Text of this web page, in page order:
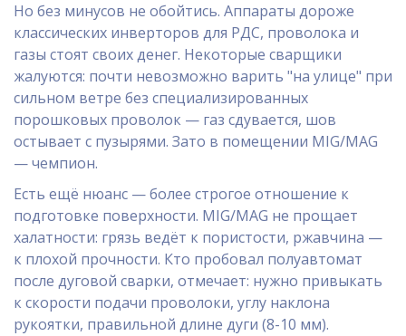
Но без минусов не обойтись. Аппараты дороже
классических инверторов для РДС, проволока и
газы стоят своих денег. Некоторые сварщики
жалуются: почти невозможно варить "на улице" при
сильном ветре без специализированных
порошковых проволок — газ сдувается, шов
остывает с пузырями. Зато в помещении MIG/MAG
— чемпион.
Есть ещё нюанс — более строгое отношение к
подготовке поверхности. MIG/MAG не прощает
халатности: грязь ведёт к пористости, ржавчина —
к плохой прочности. Кто пробовал полуавтомат
после дуговой сварки, отмечает: нужно привыкать
к скорости подачи проволоки, углу наклона
рукоятки, правильной длине дуги (8-10 мм).